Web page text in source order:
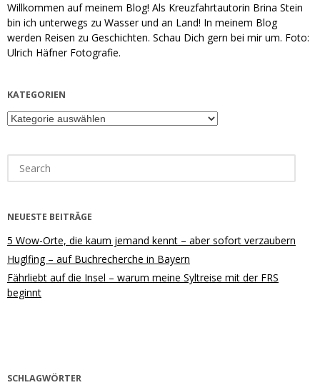
Willkommen auf meinem Blog! Als Kreuzfahrtautorin Brina Stein
bin ich unterwegs zu Wasser und an Land! In meinem Blog
werden Reisen zu Geschichten. Schau Dich gern bei mir um. Foto:
Ulrich Häfner Fotografie.
KATEGORIEN
Kategorien
for:
NEUESTE BEITRÄGE
5 Wow-Orte, die kaum jemand kennt – aber sofort verzaubern
Huglfing – auf Buchrecherche in Bayern
Fährliebt auf die Insel – warum meine Syltreise mit der FRS
beginnt
SCHLAGWÖRTER